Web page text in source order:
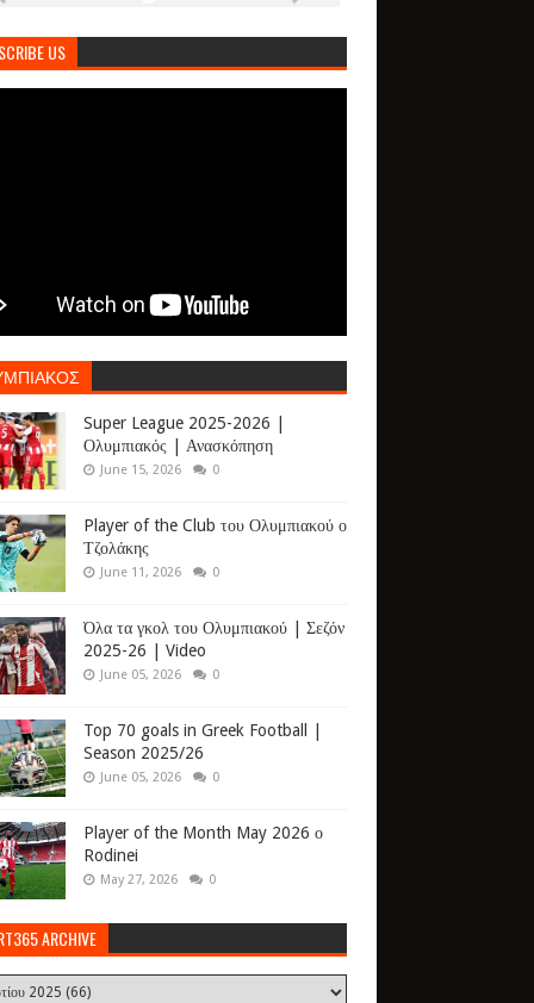
US
Super League 2025-2026 |
Ολυμπιακός | Ανασκόπηση
June 15, 2026 0
Player of the Club του Ολυμπιακού ο
Τζολάκης
June 11, 2026 0
Όλα τα γκολ του Ολυμπιακού | Σεζόν
2025-26 | Video
June 05, 2026 0
Top 70 goals in Greek Football |
Season 2025/26
June 05, 2026 0
Player of the Month May 2026 ο
Rodinei
May 27, 2026 0
ARCHIVE